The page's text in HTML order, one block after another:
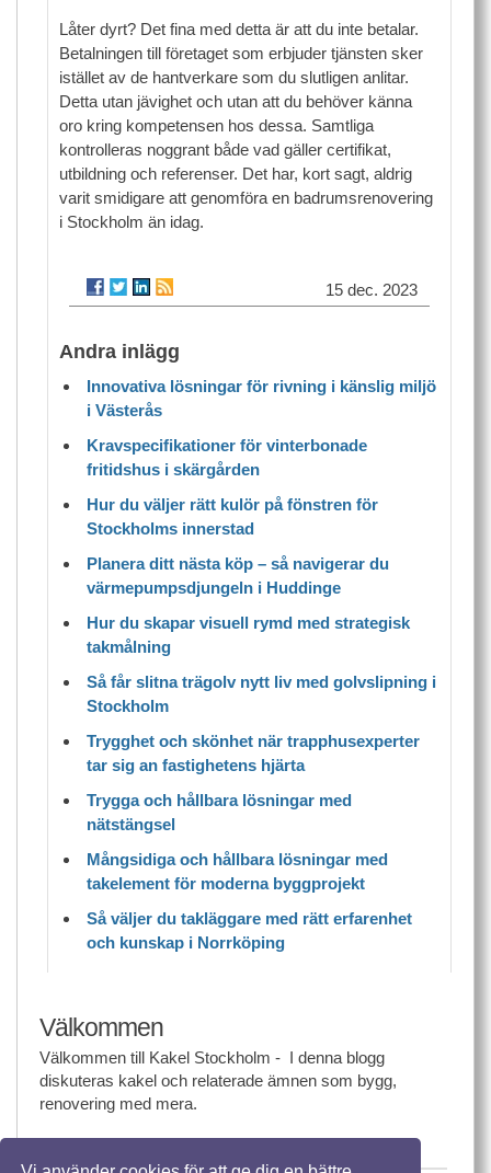
Låter dyrt? Det fina med detta är att du inte betalar.
Betalningen till företaget som erbjuder tjänsten sker
istället av de hantverkare som du slutligen anlitar.
Detta utan jävighet och utan att du behöver känna
oro kring kompetensen hos dessa. Samtliga
kontrolleras noggrant både vad gäller certifikat,
utbildning och referenser. Det har, kort sagt, aldrig
varit smidigare att genomföra en badrumsrenovering
i Stockholm än idag.
15 dec. 2023
Andra inlägg
Innovativa lösningar för rivning i känslig miljö
i Västerås
Kravspecifikationer för vinterbonade
fritidshus i skärgården
Hur du väljer rätt kulör på fönstren för
Stockholms innerstad
Planera ditt nästa köp – så navigerar du
värmepumpsdjungeln i Huddinge
Hur du skapar visuell rymd med strategisk
takmålning
Så får slitna trägolv nytt liv med golvslipning i
Stockholm
Trygghet och skönhet när trapphusexperter
tar sig an fastighetens hjärta
Trygga och hållbara lösningar med
nätstängsel
Mångsidiga och hållbara lösningar med
takelement för moderna byggprojekt
Så väljer du takläggare med rätt erfarenhet
och kunskap i Norrköping
Välkommen
Välkommen till Kakel Stockholm - I denna blogg
diskuteras kakel och relaterade ämnen som bygg,
renovering med mera.